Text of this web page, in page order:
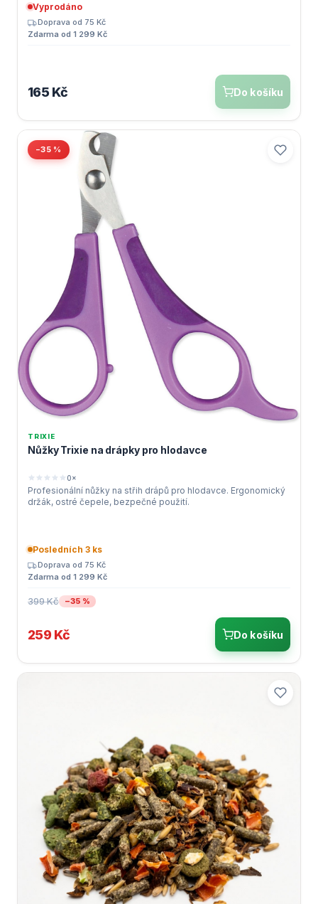
Vyprodáno
Doprava od 75 Kč
Zdarma od 1 299 Kč
165 Kč Do košíku
−35 %
TRIXIE
Nůžky Trixie na drápky pro hlodavce
0×
Profesionální nůžky na střih drápů pro hlodavce. Ergonomický
držák, ostré čepele, bezpečné použití.
Posledních 3 ks
Doprava od 75 Kč
Zdarma od 1 299 Kč
399 Kč −35 %
259 Kč Do košíku